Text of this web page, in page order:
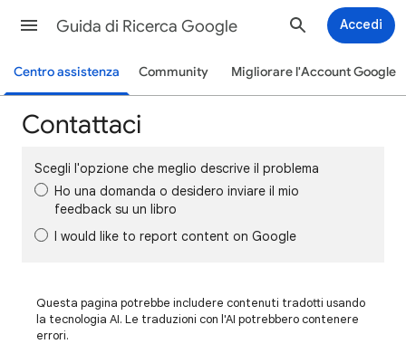
Guida di Ricerca Google Accedi
Centro assistenza Community Migliorare l'Account Google
Contattaci
Scegli l'opzione che meglio descrive il problema
Ho una domanda o desidero inviare il mio
feedback su un libro
I would like to report content on Google
Questa pagina potrebbe includere contenuti tradotti usando
la tecnologia AI. Le traduzioni con l'AI potrebbero contenere
errori.